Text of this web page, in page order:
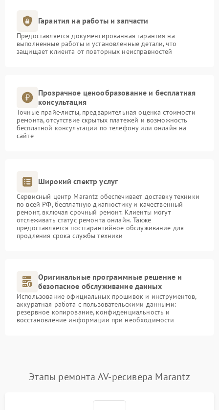
Гарантия на работы и запчасти
Предоставляется документированная гарантия на
выполненные работы и установленные детали, что
защищает клиента от повторных неисправностей
Прозрачное ценообразование и бесплатная
консультация
Точные прайс-листы, предварительная оценка стоимости
ремонта, отсутствие скрытых платежей и возможность
бесплатной консультации по телефону или онлайн на
сайте
Широкий спектр услуг
Сервисный центр Marantz обеспечивает доставку техники
по всей РФ, бесплатную диагностику и качественный
ремонт, включая срочный ремонт. Клиенты могут
отслеживать статус ремонта онлайн. Также
предоставляется постгарантийное обслуживание для
продления срока службы техники
Оригинальные программные решение и
безопасное обслуживание данных
Использование официальных прошивок и инструментов,
аккуратная работа с пользовательскими данными:
резервное копирование, конфиденциальность и
восстановление информации при необходимости
Этапы ремонта AV-ресивера Marantz